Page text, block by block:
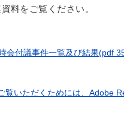
料をご覧ください。
会付議事件一覧及び結果(pdf
覧いただくためには、Adobe